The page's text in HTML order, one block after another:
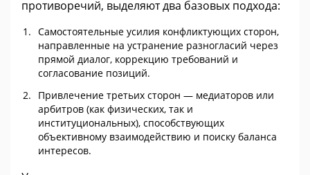
противоречий, выделяют два базовых подхода:
Самостоятельные усилия конфликтующих сторон,
направленные на устранение разногласий через
прямой диалог, коррекцию требований и
согласование позиций.
Привлечение третьих сторон — медиаторов или
арбитров (как физических, так и
институциональных), способствующих
объективному взаимодействию и поиску баланса
интересов.